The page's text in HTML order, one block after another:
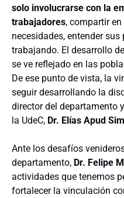
solo involucrarse con la
trabajadores, compartir
necesidades, entender
trabajando. El desarrollo
se ve reflejado en las
De ese punto de vista, la
seguir desarrollando la
director del departamento
la UdeC, Dr. Elías Apud
Ante los desafíos
departamento, Dr. Felipe
actividades que tenemos
fortalecer la vinculación